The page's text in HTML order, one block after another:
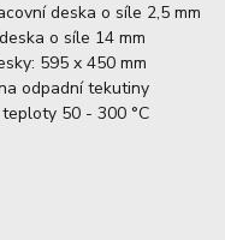
deska o síle 2,5 mm
o síle 14 mm
595 x 450 mm
odpadní tekutiny
50 - 300 °C